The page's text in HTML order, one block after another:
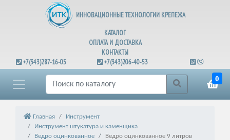
ИННОВАЦИОННЫЕ ТЕХНОЛОГИИ КРЕПЕЖА
КАТАЛОГ
ОПЛАТА И ДОСТАВКА
КОНТАКТЫ
+7(343)287-16-05
+7(343)206-40-53
0
Главная
Инструмент
Инструмент штукатура и каменщика
Ведро оцинкованное
Ведро оцинкованное 9 литров